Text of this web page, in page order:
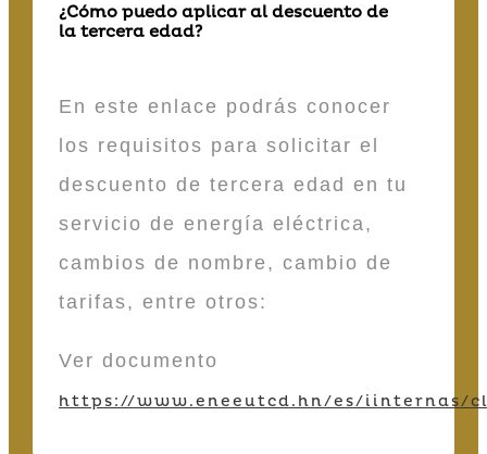
¿Cómo puedo aplicar al descuento de
la tercera edad?
En este enlace podrás conocer
los requisitos para solicitar el
descuento de tercera edad en tu
servicio de energía eléctrica,
cambios de nombre, cambio de
tarifas, entre otros:
Ver documento
https://www.eneeutcd.hn/es/iinternas/